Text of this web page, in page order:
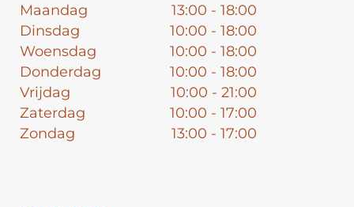
Maandag
13:00 - 18:00
Dinsdag
10:00 - 18:00
Woensdag
10:00 - 18:00
Donderdag
10:00 - 18:00
Vrijdag
10:00 - 21:00
Zaterdag
10:00 - 17:00
Zondag
13:00 - 17:00